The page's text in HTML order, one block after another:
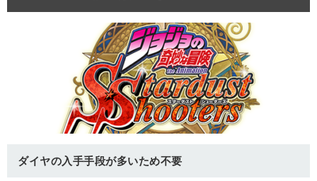
ダイヤの入手手段が多いため不要